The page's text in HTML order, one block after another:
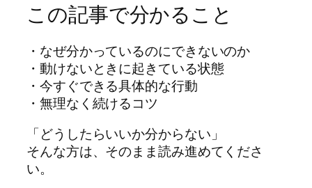
この記事で分かること
・なぜ分かっているのにできないのか
・動けないときに起きている状態
・今すぐできる具体的な行動
・無理なく続けるコツ
「どうしたらいいか分からない」
そんな方は、そのまま読み進めてくださ
い。